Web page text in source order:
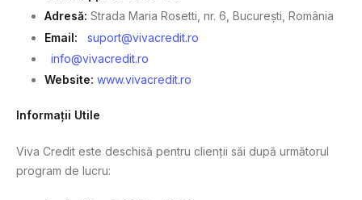
Adresă: Strada Maria Rosetti, nr. 6, București, România
Email:
suport@vivacredit.ro
info@vivacredit.ro
Website: www.vivacredit.ro
Informații Utile
Viva Credit este deschisă pentru clienții săi după următorul
program de lucru: